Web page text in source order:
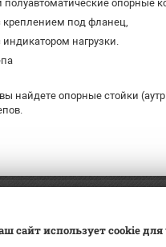
полуавтоматические опорные
креплением под фланец,
нагрузки.
найдете опорные стойки
Сервис
Контакты
сайт использует cookie